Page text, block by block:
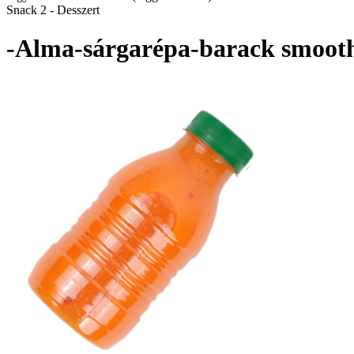
Snack 2 - Desszert
-Alma-sárgarépa-barack